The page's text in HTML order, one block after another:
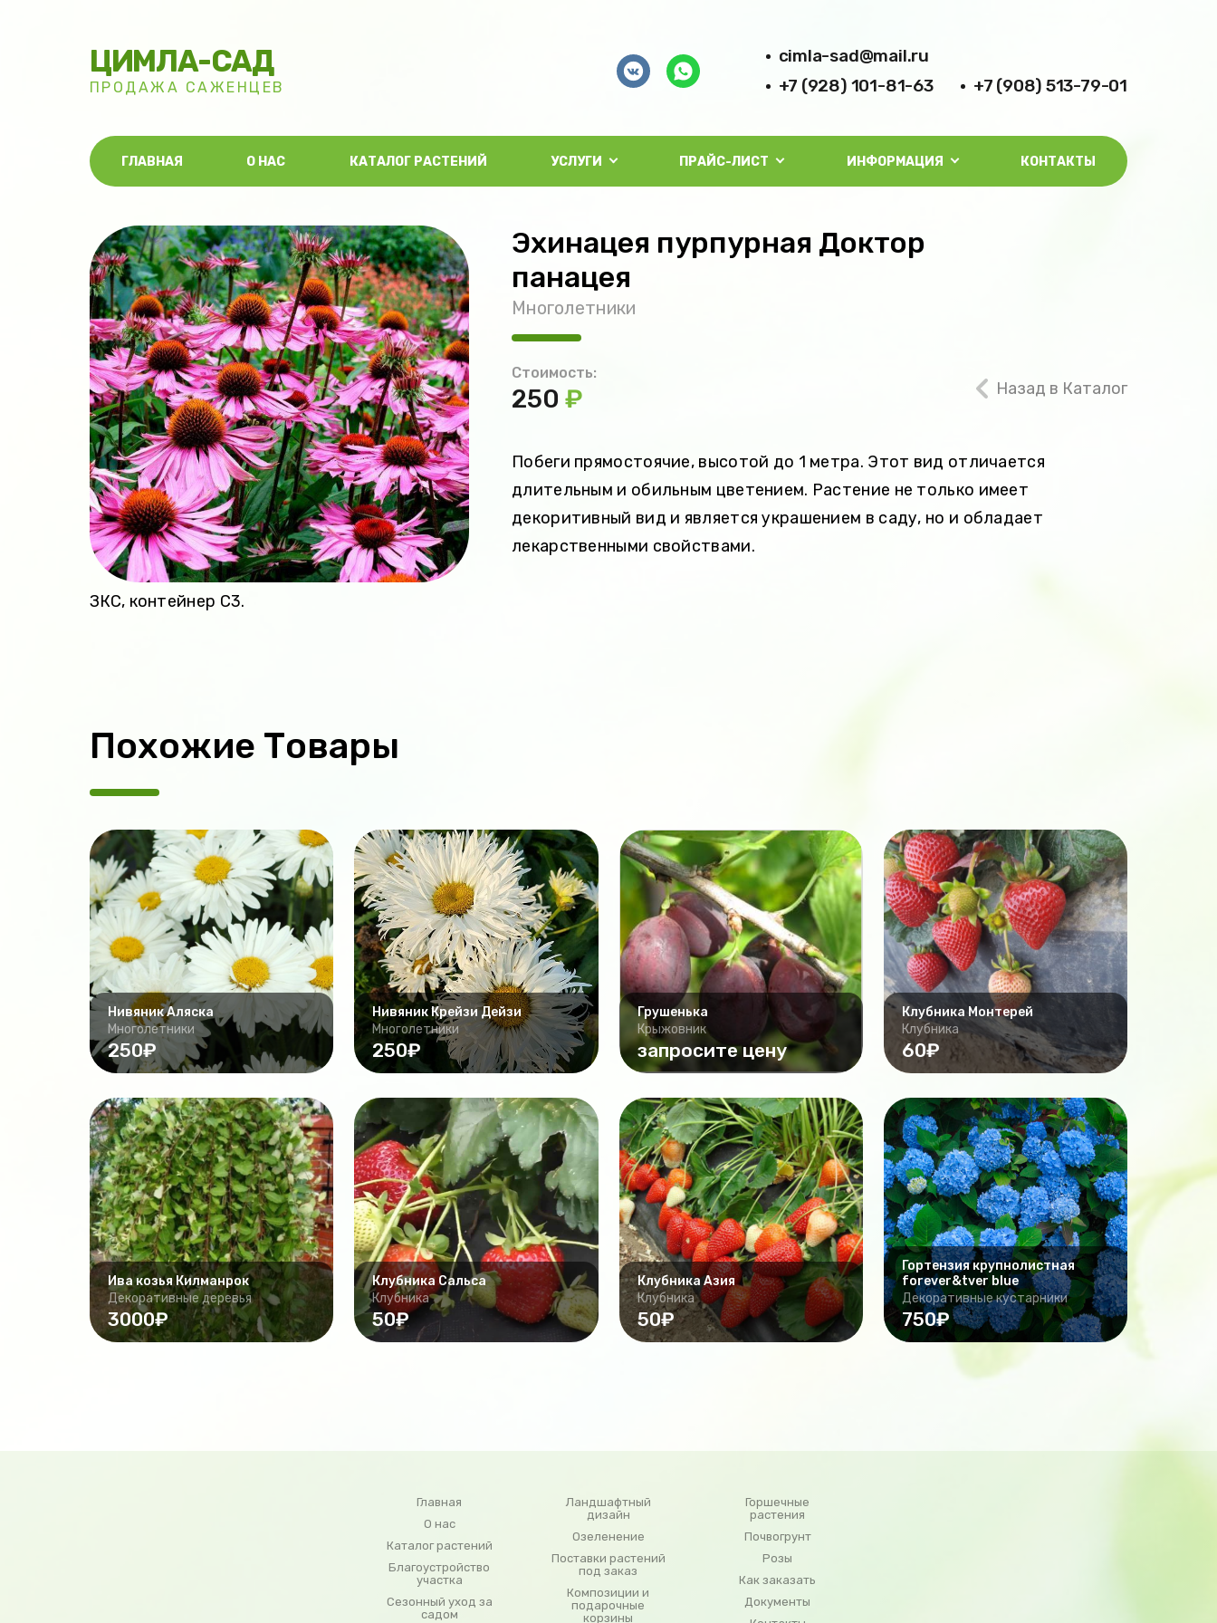
ЦИМЛА-САД
ПРОДАЖА САЖЕНЦЕВ
cimla-sad@mail.ru
+7 (928) 101-81-63
+7 (908) 513-79-01
ГЛАВНАЯ О НАС КАТАЛОГ РАСТЕНИЙ УСЛУГИ ПРАЙС-ЛИСТ ИНФОРМАЦИЯ КОНТАКТЫ
Эхинацея пурпурная Доктор
панацея
Многолетники
Стоимость:
250 ₽ Назад в Каталог
Побеги прямостоячие, высотой до 1 метра. Этот вид отличается
длительным и обильным цветением. Растение не только имеет
декоритивный вид и является украшением в саду, но и обладает
лекарственными свойствами.
ЗКС, контейнер С3.
Похожие Товары
Нивяник Аляска
Многолетники
250₽
Нивяник Крейзи Дейзи
Многолетники
250₽
Грушенька
Крыжовник
запросите цену
Клубника Монтерей
Клубника
60₽
Ива козья Килманрок
Декоративные деревья
3000₽
Клубника Сальса
Клубника
50₽
Клубника Азия
Клубника
50₽
Гортензия крупнолистная
forever&tver blue
Декоративные кустарники
750₽
Главная
О нас
Каталог растений
Благоустройство
участка
Сезонный уход за
садом
Ландшафтный
дизайн
Озеленение
Поставки растений
под заказ
Композиции и
подарочные
корзины
Горшечные
растения
Почвогрунт
Розы
Как заказать
Документы